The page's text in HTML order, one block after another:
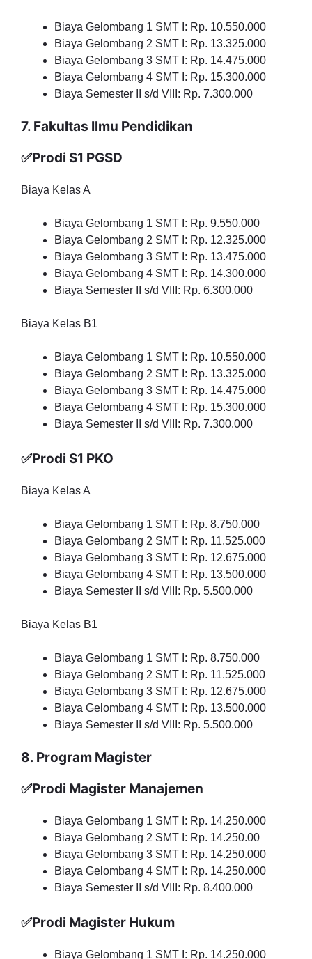
Biaya Gelombang 1 SMT I: Rp. 10.550.000
Biaya Gelombang 2 SMT I: Rp. 13.325.000
Biaya Gelombang 3 SMT I: Rp. 14.475.000
Biaya Gelombang 4 SMT I: Rp. 15.300.000
Biaya Semester II s/d VIII: Rp. 7.300.000
7. Fakultas Ilmu Pendidikan
✅Prodi S1 PGSD
Biaya Kelas A
Biaya Gelombang 1 SMT I: Rp. 9.550.000
Biaya Gelombang 2 SMT I: Rp. 12.325.000
Biaya Gelombang 3 SMT I: Rp. 13.475.000
Biaya Gelombang 4 SMT I: Rp. 14.300.000
Biaya Semester II s/d VIII: Rp. 6.300.000
Biaya Kelas B1
Biaya Gelombang 1 SMT I: Rp. 10.550.000
Biaya Gelombang 2 SMT I: Rp. 13.325.000
Biaya Gelombang 3 SMT I: Rp. 14.475.000
Biaya Gelombang 4 SMT I: Rp. 15.300.000
Biaya Semester II s/d VIII: Rp. 7.300.000
✅Prodi S1 PKO
Biaya Kelas A
Biaya Gelombang 1 SMT I: Rp. 8.750.000
Biaya Gelombang 2 SMT I: Rp. 11.525.000
Biaya Gelombang 3 SMT I: Rp. 12.675.000
Biaya Gelombang 4 SMT I: Rp. 13.500.000
Biaya Semester II s/d VIII: Rp. 5.500.000
Biaya Kelas B1
Biaya Gelombang 1 SMT I: Rp. 8.750.000
Biaya Gelombang 2 SMT I: Rp. 11.525.000
Biaya Gelombang 3 SMT I: Rp. 12.675.000
Biaya Gelombang 4 SMT I: Rp. 13.500.000
Biaya Semester II s/d VIII: Rp. 5.500.000
8. Program Magister
✅Prodi Magister Manajemen
Biaya Gelombang 1 SMT I: Rp. 14.250.000
Biaya Gelombang 2 SMT I: Rp. 14.250.00
Biaya Gelombang 3 SMT I: Rp. 14.250.000
Biaya Gelombang 4 SMT I: Rp. 14.250.000
Biaya Semester II s/d VIII: Rp. 8.400.000
✅Prodi Magister Hukum
Biaya Gelombang 1 SMT I: Rp. 14.250.000